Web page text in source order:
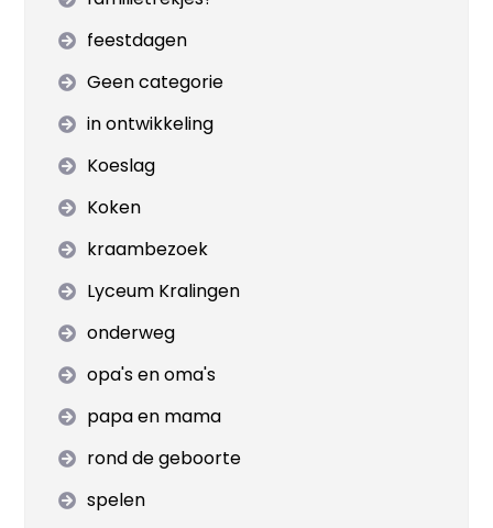
feestdagen
Geen categorie
in ontwikkeling
Koeslag
Koken
kraambezoek
Lyceum Kralingen
onderweg
opa's en oma's
papa en mama
rond de geboorte
spelen